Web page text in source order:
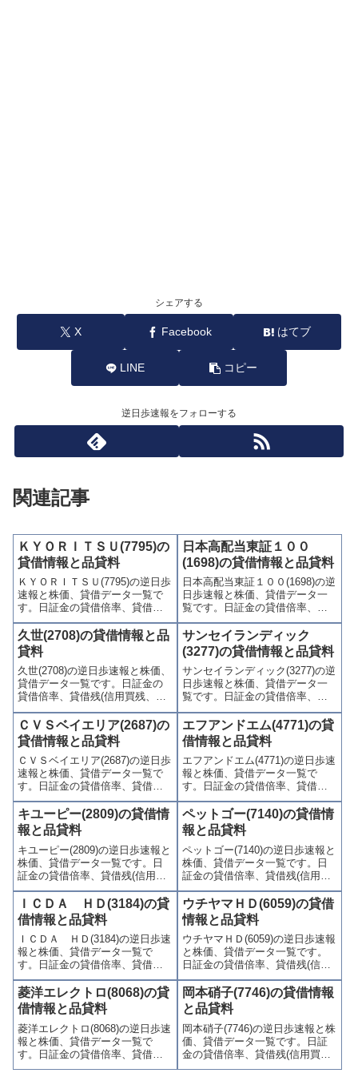
シェアする
X Facebook はてブ
LINE コピー
逆日歩速報をフォローする
関連記事
ＫＹＯＲＩＴＳＵ(7795)の
貸借情報と品貸料
ＫＹＯＲＩＴＳＵ(7795)の逆日歩
速報と株価、貸借データ一覧で
す。日証金の貸借倍率、貸借残
(信用買残、信用売残)、品貸料
(逆日歩)、東証の週末残高、規制
(注意喚起・申込停止)など、空売
り関連情報を集計し、図解でわ
かりやすくまとめて掲載してい
ます。
日本高配当東証１００
(1698)の貸借情報と品貸料
日本高配当東証１００(1698)の逆
日歩速報と株価、貸借データ一
覧です。日証金の貸借倍率、貸
借残(信用買残、信用売残)、品貸
料(逆日歩)、東証の週末残高、規
制(注意喚起・申込停止)など、空
売り関連情報を集計し、図解で
わかりやすくまとめて掲載して
います。
久世(2708)の貸借情報と品
貸料
久世(2708)の逆日歩速報と株価、
貸借データ一覧です。日証金の
貸借倍率、貸借残(信用買残、信
用売残)、品貸料(逆日歩)、東証
の週末残高、規制(注意喚起・申
込停止)など、空売り関連情報を
集計し、図解でわかりやすくま
とめて掲載しています。
サンセイランディック
(3277)の貸借情報と品貸料
サンセイランディック(3277)の逆
日歩速報と株価、貸借データ一
覧です。日証金の貸借倍率、貸
借残(信用買残、信用売残)、品貸
料(逆日歩)、東証の週末残高、規
制(注意喚起・申込停止)など、空
売り関連情報を集計し、図解で
わかりやすくまとめて掲載して
います。
ＣＶＳベイエリア(2687)の
貸借情報と品貸料
ＣＶＳベイエリア(2687)の逆日歩
速報と株価、貸借データ一覧で
す。日証金の貸借倍率、貸借残
(信用買残、信用売残)、品貸料
(逆日歩)、東証の週末残高、規制
(注意喚起・申込停止)など、空売
り関連情報を集計し、図解でわ
かりやすくまとめて掲載してい
ます。
エフアンドエム(4771)の貸
借情報と品貸料
エフアンドエム(4771)の逆日歩速
報と株価、貸借データ一覧で
す。日証金の貸借倍率、貸借残
(信用買残、信用売残)、品貸料
(逆日歩)、東証の週末残高、規制
(注意喚起・申込停止)など、空売
り関連情報を集計し、図解でわ
かりやすくまとめて掲載してい
ます。
キユーピー(2809)の貸借情
報と品貸料
キユーピー(2809)の逆日歩速報と
株価、貸借データ一覧です。日
証金の貸借倍率、貸借残(信用買
残、信用売残)、品貸料(逆日
歩)、東証の週末残高、規制(注意
喚起・申込停止)など、空売り関
連情報を集計し、図解でわかり
やすくまとめて掲載していま
す。
ペットゴー(7140)の貸借情
報と品貸料
ペットゴー(7140)の逆日歩速報と
株価、貸借データ一覧です。日
証金の貸借倍率、貸借残(信用買
残、信用売残)、品貸料(逆日
歩)、東証の週末残高、規制(注意
喚起・申込停止)など、空売り関
連情報を集計し、図解でわかり
やすくまとめて掲載していま
す。
ＩＣＤＡ ＨＤ(3184)の貸
借情報と品貸料
ＩＣＤＡ ＨＤ(3184)の逆日歩速
報と株価、貸借データ一覧で
す。日証金の貸借倍率、貸借残
(信用買残、信用売残)、品貸料
(逆日歩)、東証の週末残高、規制
(注意喚起・申込停止)など、空売
り関連情報を集計し、図解でわ
かりやすくまとめて掲載してい
ます。
ウチヤマＨＤ(6059)の貸借
情報と品貸料
ウチヤマＨＤ(6059)の逆日歩速報
と株価、貸借データ一覧です。
日証金の貸借倍率、貸借残(信用
買残、信用売残)、品貸料(逆日
歩)、東証の週末残高、規制(注意
喚起・申込停止)など、空売り関
連情報を集計し、図解でわかり
やすくまとめて掲載していま
す。
菱洋エレクトロ(8068)の貸
借情報と品貸料
菱洋エレクトロ(8068)の逆日歩速
報と株価、貸借データ一覧で
す。日証金の貸借倍率、貸借残
(信用買残、信用売残)、品貸料
岡本硝子(7746)の貸借情報
と品貸料
岡本硝子(7746)の逆日歩速報と株
価、貸借データ一覧です。日証
金の貸借倍率、貸借残(信用買
残、信用売残)、品貸料(逆日